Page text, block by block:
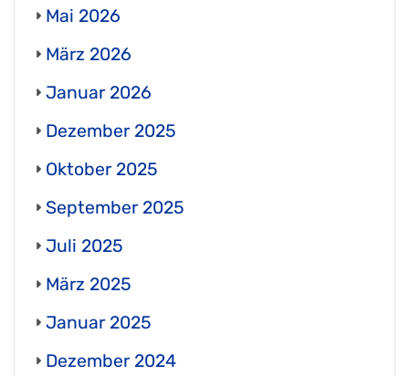
Mai 2026
März 2026
Januar 2026
Dezember 2025
Oktober 2025
September 2025
Juli 2025
März 2025
Januar 2025
Dezember 2024